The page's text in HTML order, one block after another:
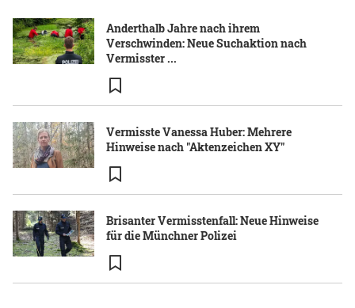
Anderthalb Jahre nach ihrem
Verschwinden: Neue Suchaktion nach
Vermisster ...
Vermisste Vanessa Huber: Mehrere
Hinweise nach "Aktenzeichen XY"
Brisanter Vermisstenfall: Neue Hinweise
für die Münchner Polizei